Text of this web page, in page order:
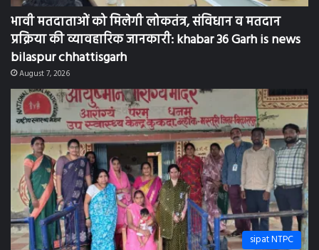
भावी मतदाताओं को मिलेगी लोकतंत्र, संविधान व मतदान
प्रक्रिया की व्यावहारिक जानकारी: khabar 36 Garh is news
bilaspur chhattisgarh
August 7, 2026
sipat NTPC